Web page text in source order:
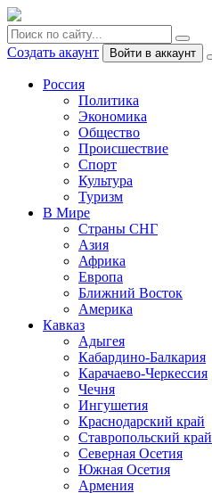
Создать акаунт Войти в аккаунт
Россия
Политика
Экономика
Общество
Происшествие
Спорт
Культура
Туризм
В Мире
Страны СНГ
Азия
Африка
Европа
Ближний Восток
Америка
Кавказ
Адыгея
Кабардино-Балкария
Карачаево-Черкессия
Чечня
Ингушетия
Краснодарский край
Ставропольский край
Северная Осетия
Южная Осетия
Армения